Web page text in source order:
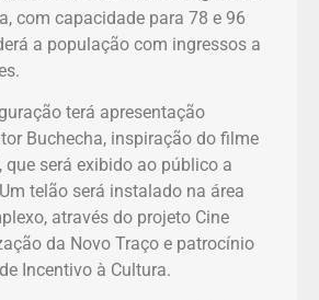
com capacidade para 78 e 96
a população com ingressos a
terá apresentação
Buchecha, inspiração do filme
que será exibido ao público a
telão será instalado na área
através do projeto Cine
da Novo Traço e patrocínio
Incentivo à Cultura.